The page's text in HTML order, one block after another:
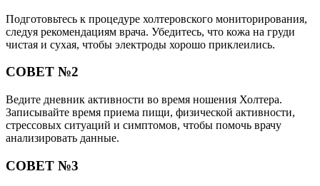
Подготовьтесь к процедуре холтеровского мониторирования,
следуя рекомендациям врача. Убедитесь, что кожа на груди
чистая и сухая, чтобы электроды хорошо приклеились.
СОВЕТ №2
Ведите дневник активности во время ношения Холтера.
Записывайте время приема пищи, физической активности,
стрессовых ситуаций и симптомов, чтобы помочь врачу
анализировать данные.
СОВЕТ №3